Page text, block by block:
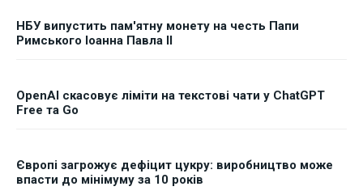
НБУ випустить пам'ятну монету на честь Папи
Римського Іоанна Павла II
OpenAI скасовує ліміти на текстові чати у ChatGPT
Free та Go
Європі загрожує дефіцит цукру: виробництво може
впасти до мінімуму за 10 років